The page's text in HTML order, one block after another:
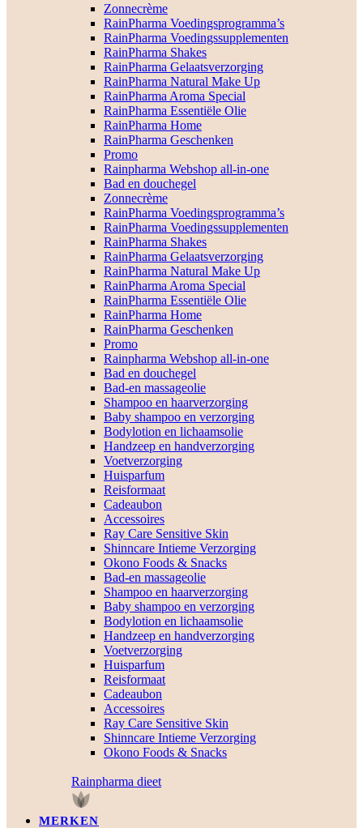
Zonnecrème
RainPharma Voedingsprogramma’s
RainPharma Voedingssupplementen
RainPharma Shakes
RainPharma Gelaatsverzorging
RainPharma Natural Make Up
RainPharma Aroma Special
RainPharma Essentiële Olie
RainPharma Home
RainPharma Geschenken
Promo
Rainpharma Webshop all-in-one
Bad en douchegel
Zonnecrème
RainPharma Voedingsprogramma’s
RainPharma Voedingssupplementen
RainPharma Shakes
RainPharma Gelaatsverzorging
RainPharma Natural Make Up
RainPharma Aroma Special
RainPharma Essentiële Olie
RainPharma Home
RainPharma Geschenken
Promo
Rainpharma Webshop all-in-one
Bad en douchegel
Bad-en massageolie
Shampoo en haarverzorging
Baby shampoo en verzorging
Bodylotion en lichaamsolie
Handzeep en handverzorging
Voetverzorging
Huisparfum
Reisformaat
Cadeaubon
Accessoires
Ray Care Sensitive Skin
Shinncare Intieme Verzorging
Okono Foods & Snacks
Bad-en massageolie
Shampoo en haarverzorging
Baby shampoo en verzorging
Bodylotion en lichaamsolie
Handzeep en handverzorging
Voetverzorging
Huisparfum
Reisformaat
Cadeaubon
Accessoires
Ray Care Sensitive Skin
Shinncare Intieme Verzorging
Okono Foods & Snacks
Rainpharma dieet
MERKEN